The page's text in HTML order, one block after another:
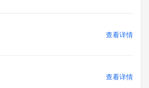
查看详情
查看详情